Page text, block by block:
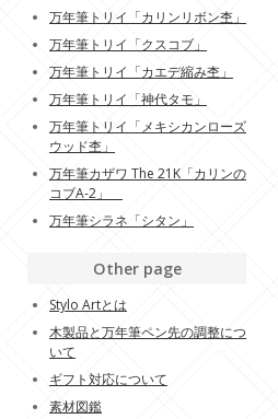
万年筆トリイ「カリンリボン杢」
万年筆トリイ「クスコブ」
万年筆トリイ「カエデ縮み杢」
万年筆トリイ「神代タモ」
万年筆トリイ「メキシカンローズ
ウッド杢」
万年筆カザワ The 21K「カリンの
コブA-2」
万年筆シラネ「シタン」
Other page
Stylo Artとは
木製品と万年筆ペン先の調整につ
いて
ギフト対応について
素材図鑑